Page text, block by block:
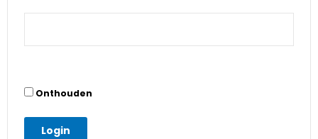
Onthouden
Login